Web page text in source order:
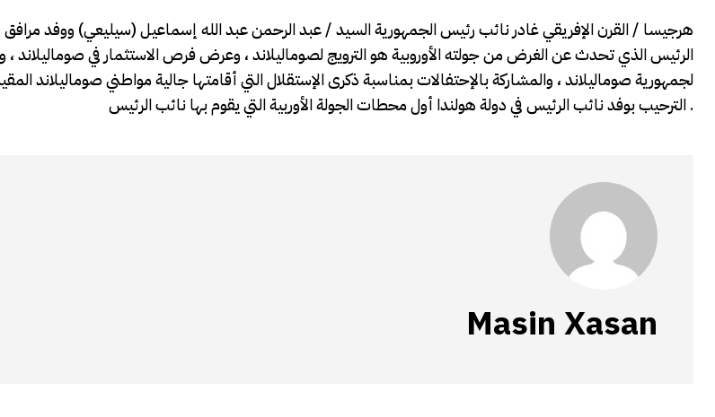
هرجيسا / القرن الإفريقي غادر نائب رئيس الجمهورية السيد / عبد الرحمن عبد الله إسماعيل (سيليعي) ووفد مرافق
الرئيس الذي تحدث عن الغرض من جولته الأوروبية هو الترويج لصوماليلاند ، وعرض فرص الاستثمار في صوماليلاند ،
لجمهورية صوماليلاند ، والمشاركة بالإحتفالات بمناسبة ذكرى الإستقلال التي أقامتها جالية مواطني صوماليلاند
الترحيب بوفد نائب الرئيس في دولة هولندا أول محطات الجولة الأوربية التي يقوم بها نائب الرئيس .
Masin Xasan